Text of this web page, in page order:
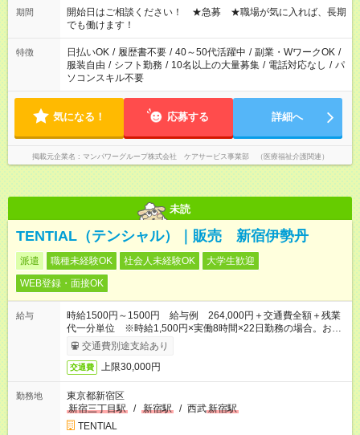
ん ※法令に基づき、週20時間以上勤務は社会保険への加入対象
となります ※労働者派遣法（日雇い派遣の原則禁止）により、
短時間・短期間の就業はご案内が難しい場合があります
期間
開始日はご相談ください！ ★急募 ★職場が気に入れば、長期
でも働けます！
特徴 日払いOK / 履歴書不要 / 40～50代活躍中 / 副業・WワークOK /
服装自由 / シフト勤務 / 10名以上の大量募集 / 電話対応なし / パ
ソコンスキル不要
気になる！ 応募する 詳細へ
掲載元企業名 マンパワーグループ株式会社 ケアサービス事業部 （医療福祉介護関連）
未読
TENTIAL（テンシャル）｜販売 新宿伊勢丹
派遣 職種未経験OK 社会人未経験OK
大学生歓迎
WEB登録・面接OK
給与
時給1500円～1500円 給与例 264,000円＋交通費全額＋残業
代一分単位 ※時給1,500円×実働8時間×22日勤務の場合。お時
給は一例です。ご経験により異なります。
交通費別途支給あり
交通費 上限30,000円
勤務地
東京都新宿区
新宿三丁目駅
/ 新宿駅 / 西武新宿駅
TENTIAL